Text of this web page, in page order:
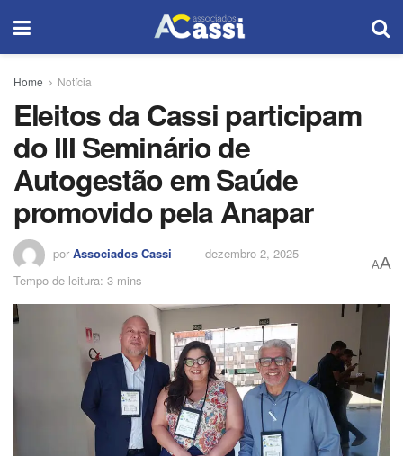
Home Notícia
Eleitos da Cassi participam
do III Seminário de
Autogestão em Saúde
promovido pela Anapar
por Associados Cassi
dezembro 2, 2025
Tempo de leitura: 3 mins
AA